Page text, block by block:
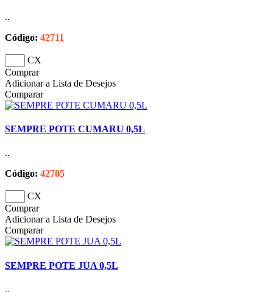
..
Código: 42711
CX
Comprar
Adicionar a Lista de Desejos
Comparar
SEMPRE POTE CUMARU 0,5L
..
Código: 42705
CX
Comprar
Adicionar a Lista de Desejos
Comparar
SEMPRE POTE JUA 0,5L
..